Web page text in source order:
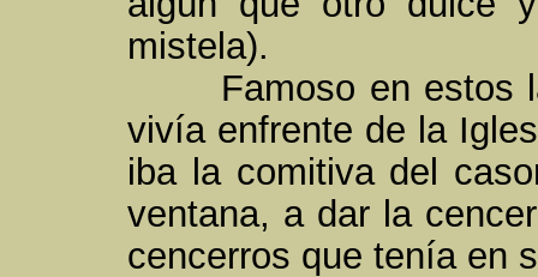
mistela).
Famoso en estos
vivía enfrente de la
iba la comitiva del
ventana, a dar la
cencerros que tenía en